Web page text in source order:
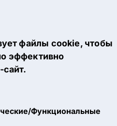
файлы cookie, чтобы
эффективно
сайт.
Функциональные